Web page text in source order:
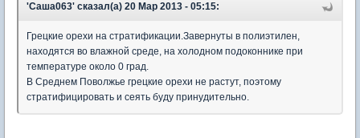
'Саша063' сказал(а) 20 Мар 2013 - 05:15:
Грецкие орехи на стратификации.Завернуты в полиэтилен,
находятся во влажной среде, на холодном подоконнике при
температуре около 0 град.
В Среднем Поволжье грецкие орехи не растут, поэтому
стратифицировать и сеять буду принудительно.